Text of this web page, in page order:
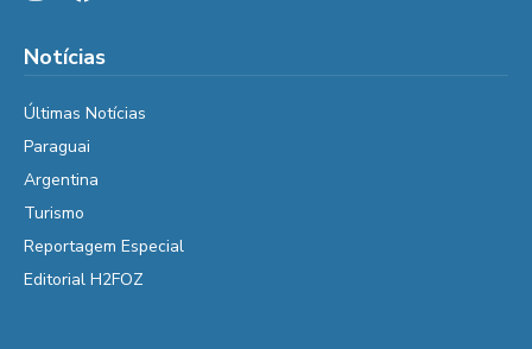
Notícias
Últimas Notícias
Paraguai
Argentina
Turismo
Reportagem Especial
Editorial H2FOZ